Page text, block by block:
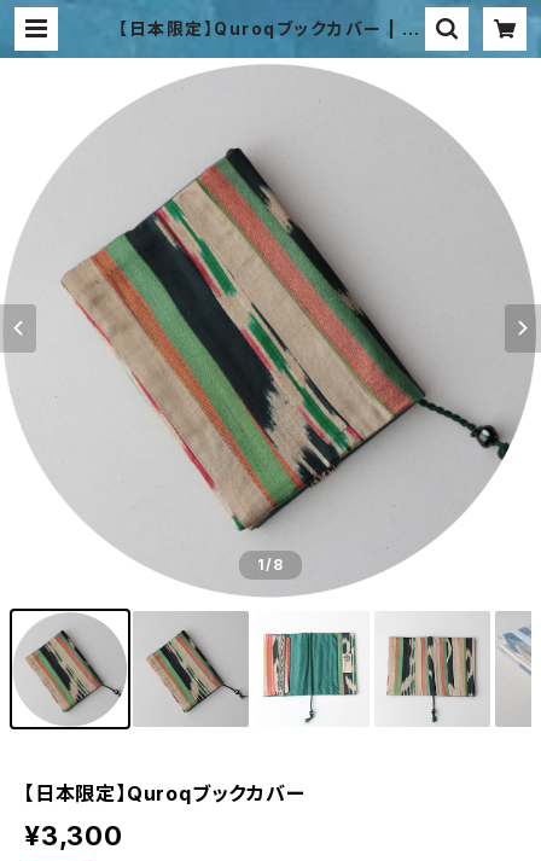
【日本限定】Quroqブックカバー | Bi
1/8
【日本限定】Quroqブックカバー
¥3,300